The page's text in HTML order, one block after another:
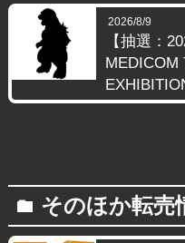
2026/8/9
【抽選：
MEDICOM
folder そのほか転売